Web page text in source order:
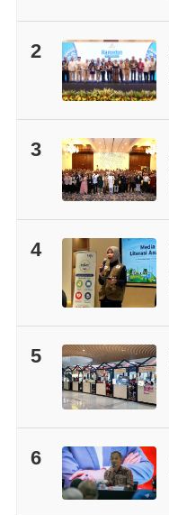
2
3
4
5
6